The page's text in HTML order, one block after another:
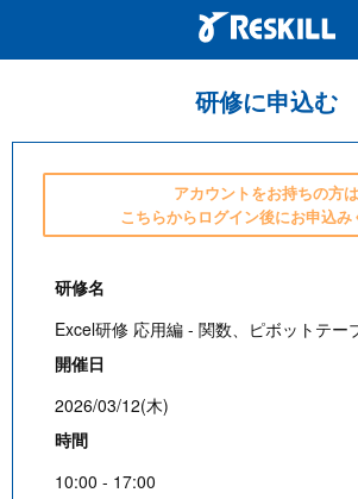
研修に申込む
アカウントをお持ちの方は
こちらからログイン後にお申込み
研修名
Excel研修 応用編 - 関数、ピボットテー
開催日
2026/03/12(木)
時間
10:00 - 17:00